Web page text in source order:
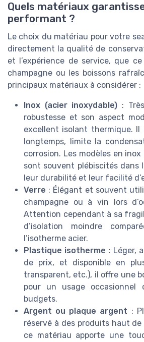
Quels matériaux
performant ?
Le choix du matériau pour votre
directement la qualité de
et l’expérience de service, que
champagne ou les boissons
principaux matériaux à considérer :
Inox (acier inoxydable) :
robustesse et son aspect
excellent isolant thermique. Il
longtemps, limite la
corrosion. Les modèles en
sont souvent plébiscités dans
leur durabilité et leur facilité
Verre : Élégant et souvent
champagne ou à vin lors
Attention cependant à sa
d’isolation moindre
l’isotherme acier.
Plastique isotherme : Léger,
de prix, et disponible en
transparent, etc.), il offre une
pour un usage
budgets.
Argent ou plaque argent :
réservé à des produits haut
ce matériau apporte une